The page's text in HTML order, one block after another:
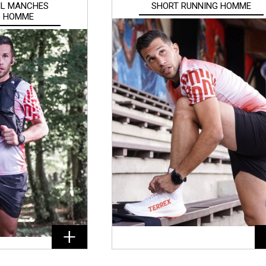
MANCHES
HOMME
SHORT RUNNING HOMME